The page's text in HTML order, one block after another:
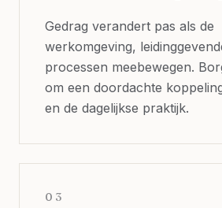
Gedrag verandert pas als de
werkomgeving,
processen meebewegen.
om een doordachte
en de dagelijkse praktijk.
03